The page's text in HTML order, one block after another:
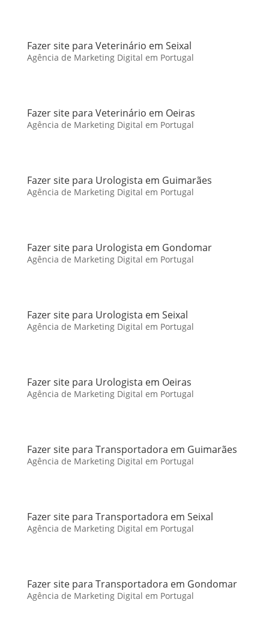
Fazer site para Veterinário em Seixal
Agência de Marketing Digital em Portugal
Fazer site para Veterinário em Oeiras
Agência de Marketing Digital em Portugal
Fazer site para Urologista em Guimarães
Agência de Marketing Digital em Portugal
Fazer site para Urologista em Gondomar
Agência de Marketing Digital em Portugal
Fazer site para Urologista em Seixal
Agência de Marketing Digital em Portugal
Fazer site para Urologista em Oeiras
Agência de Marketing Digital em Portugal
Fazer site para Transportadora em Guimarães
Agência de Marketing Digital em Portugal
Fazer site para Transportadora em Seixal
Agência de Marketing Digital em Portugal
Fazer site para Transportadora em Gondomar
Agência de Marketing Digital em Portugal